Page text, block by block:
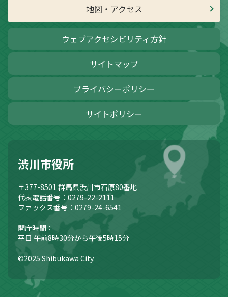
地図・アクセス
ウェブアクセシビリティ方針
サイトマップ
プライバシーポリシー
サイトポリシー
渋川市役所
〒377-8501 群馬県渋川市石原80番地
代表電話番号：0279-22-2111
ファックス番号：0279-24-6541
開庁時間：
平日 午前8時30分から午後5時15分
©2025 Shibukawa City.